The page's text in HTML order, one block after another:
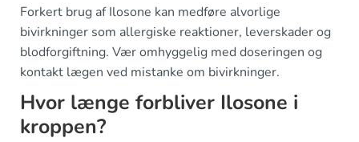
Forkert brug af Ilosone kan medføre alvorlige
bivirkninger som allergiske reaktioner, leverskader og
blodforgiftning. Vær omhyggelig med doseringen og
kontakt lægen ved mistanke om bivirkninger.
Hvor længe forbliver Ilosone i
kroppen?